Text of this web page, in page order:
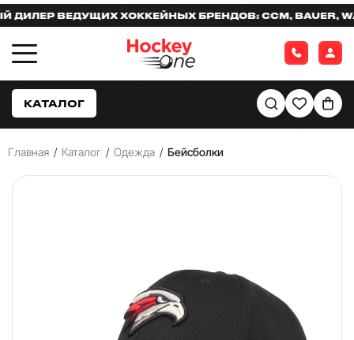
ВЕДУЩИХ ХОККЕЙНЫХ БРЕНДОВ: CCM, BAUER,
КАТАЛОГ
Главная / Каталог / Одежда / Бейсболки